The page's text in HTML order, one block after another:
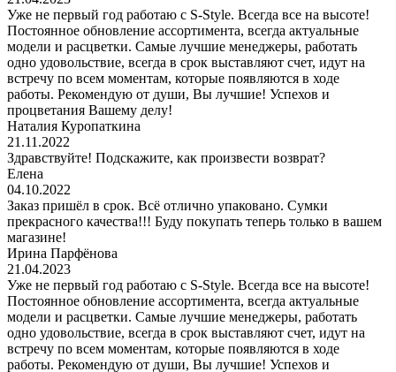
Уже не первый год работаю с S-Style. Всегда все на высоте!
Постоянное обновление ассортимента, всегда актуальные
модели и расцветки. Самые лучшие менеджеры, работать
одно удовольствие, всегда в срок выставляют счет, идут на
встречу по всем моментам, которые появляются в ходе
работы. Рекомендую от души, Вы лучшие! Успехов и
процветания Вашему делу!
Наталия Куропаткина
21.11.2022
Здравствуйте! Подскажите, как произвести возврат?
Елена
04.10.2022
Заказ пришёл в срок. Всё отлично упаковано. Сумки
прекрасного качества!!! Буду покупать теперь только в вашем
магазине!
Ирина Парфёнова
21.04.2023
Уже не первый год работаю с S-Style. Всегда все на высоте!
Постоянное обновление ассортимента, всегда актуальные
модели и расцветки. Самые лучшие менеджеры, работать
одно удовольствие, всегда в срок выставляют счет, идут на
встречу по всем моментам, которые появляются в ходе
работы. Рекомендую от души, Вы лучшие! Успехов и